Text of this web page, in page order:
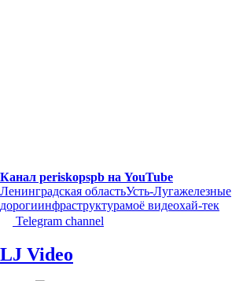
Канал periskopspb на YouTube
Ленинградская областьУсть-Лугажелезные
дорогиинфраструктурамоё видеохай-тек
Telegram channel
LJ Video